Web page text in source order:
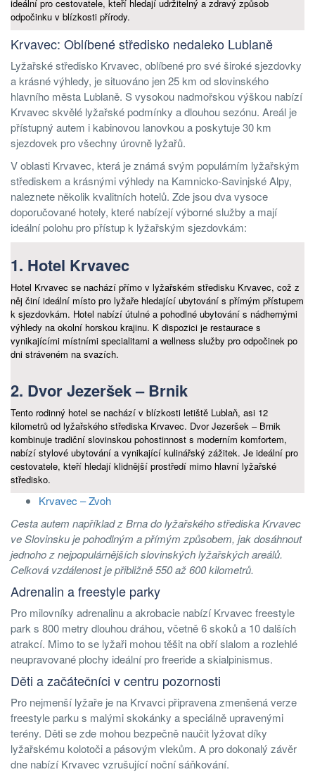
ideální pro cestovatele, kteří hledají udržitelný a zdravý způsob
odpočinku v blízkosti přírody.
Krvavec: Oblíbené středisko nedaleko Lublaně
Lyžařské středisko Krvavec, oblíbené pro své široké sjezdovky
a krásné výhledy, je situováno jen 25 km od slovinského
hlavního města Lublaně. S vysokou nadmořskou výškou nabízí
Krvavec skvělé lyžařské podmínky a dlouhou sezónu. Areál je
přístupný autem i kabinovou lanovkou a poskytuje 30 km
sjezdovek pro všechny úrovně lyžařů.
V oblasti Krvavec, která je známá svým populárním lyžařským
střediskem a krásnými výhledy na Kamnicko-Savinjské Alpy,
naleznete několik kvalitních hotelů. Zde jsou dva vysoce
doporučované hotely, které nabízejí výborné služby a mají
ideální polohu pro přístup k lyžařským sjezdovkám:
1. Hotel Krvavec
Hotel Krvavec se nachází přímo v lyžařském středisku Krvavec, což z
něj činí ideální místo pro lyžaře hledající ubytování s přímým přístupem
k sjezdovkám. Hotel nabízí útulné a pohodlné ubytování s nádhernými
výhledy na okolní horskou krajinu. K dispozici je restaurace s
vynikajícími místními specialitami a wellness služby pro odpočinek po
dni stráveném na svazích.
2. Dvor Jezeršek – Brnik
Tento rodinný hotel se nachází v blízkosti letiště Lublaň, asi 12
kilometrů od lyžařského střediska Krvavec. Dvor Jezeršek – Brnik
kombinuje tradiční slovinskou pohostinnost s moderním komfortem,
nabízí stylové ubytování a vynikající kulinářský zážitek. Je ideální pro
cestovatele, kteří hledají klidnější prostředí mimo hlavní lyžařské
středisko.
Krvavec – Zvoh
Cesta autem například z Brna do lyžařského střediska Krvavec
ve Slovinsku je pohodlným a přímým způsobem, jak dosáhnout
jednoho z nejpopulárnějších slovinských lyžařských areálů.
Celková vzdálenost je přibližně 550 až 600 kilometrů.
Adrenalin a freestyle parky
Pro milovníky adrenalinu a akrobacie nabízí Krvavec freestyle
park s 800 metry dlouhou dráhou, včetně 6 skoků a 10 dalších
atrakcí. Mimo to se lyžaři mohou těšit na obří slalom a rozlehlé
neupravované plochy ideální pro freeride a skialpinismus.
Děti a začátečníci v centru pozornosti
Pro nejmenší lyžaře je na Krvavci připravena zmenšená verze
freestyle parku s malými skokánky a speciálně upravenými
terény. Děti se zde mohou bezpečně naučit lyžovat díky
lyžařskému kolotoči a pásovým vlekům. A pro dokonalý závěr
dne nabízí Krvavec vzrušující noční sáňkování.